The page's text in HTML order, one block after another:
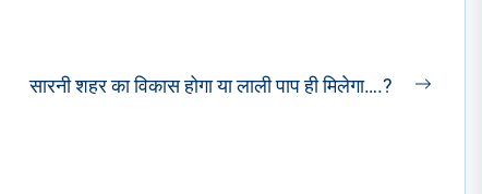
सारनी शहर का विकास होगा या लाली पाप ही मिलेगा….?